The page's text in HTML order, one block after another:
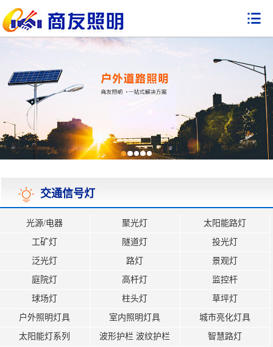

交通信号灯
光源/电器 聚光灯 太阳能路灯
工矿灯 隧道灯 投光灯
泛光灯 路灯 景观灯
庭院灯 高杆灯 监控杆
球场灯 柱头灯 草坪灯
户外照明灯具 室内照明灯具 城市亮化灯具
太阳能灯系列 波形护栏 波纹护栏 智慧路灯